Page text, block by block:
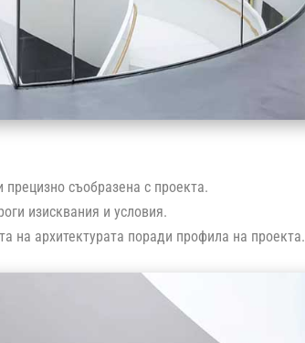
съобразена с проекта.
изисквания и условия.
на архитектурата поради профила на проекта.